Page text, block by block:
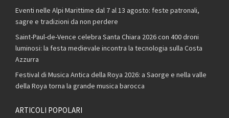
Eventi nelle Alpi Marittime dal 7 al 13 agosto: feste patronali,
sagre e tradizioni da non perdere
Saint-Paul-de-Vence celebra Santa Chiara 2026 con 400 droni
luminosi: la festa medievale incontra la tecnologia sulla Costa
Azzurra
Festival di Musica Antica della Roya 2026: a Saorge e nella valle
della Roya torna la grande musica barocca
ARTICOLI POPOLARI